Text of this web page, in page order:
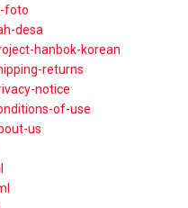
foto
desa
hanbok-korean
returns
notice
of-use
us